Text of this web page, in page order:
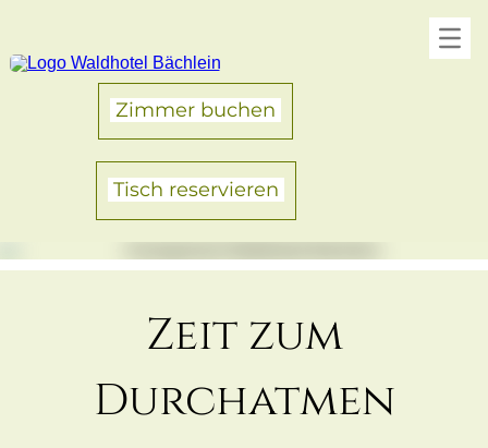
Zimmer buchen
Tisch reservieren
Zeit zum
Durchatmen